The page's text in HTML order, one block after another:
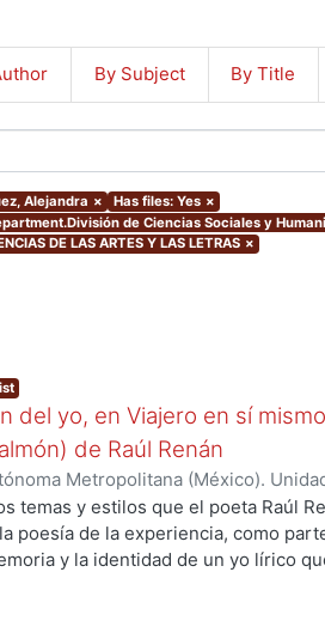
By Subject By Title
Alejandra × Has files: Yes ×
de Ciencias Sociales y
DE LAS ARTES Y LAS LETRAS ×
del yo, en Viajero en sí
de Raúl Renán
Metropolitana (México).
,2019)Estrada
temas y estilos que el poeta Raúl
poesía de la experiencia, como
y la identidad de un yo lírico